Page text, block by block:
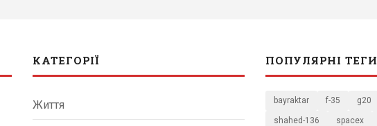
КАТЕГОРІЇ
Життя
ПОПУЛЯРНІ ТЕГИ
bayraktar f-35 g20
shahed-136 spacex